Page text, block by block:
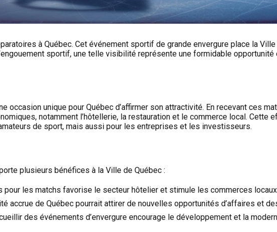
à Québec. Cet événement sportif de grande envergure place la
sportif, une telle visibilité représente une formidable
unique pour Québec d’affirmer son attractivité. En recevant ces
notamment l’hôtellerie, la restauration et le commerce local. Cette
de sport, mais aussi pour les entreprises et les investisseurs.
plusieurs bénéfices à la Ville de Québec :
pour les matchs favorise le secteur hôtelier et stimule les commerces
accrue de Québec pourrait attirer de nouvelles opportunités d’affaires et
des événements d’envergure encourage le développement et la